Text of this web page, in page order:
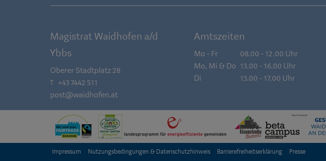
Magistrat Waidhofen a/d
Ybbs
Oberer Stadtplatz 28
T +43 7442 511
post@waidhofen.at
Amtszeiten
Mo - Fr
08.00 - 12.00 Uhr
Mo, Mi & Do 13.00 - 16.00 Uhr
Di
13.00 - 17.00 Uhr
Impressum Nutzungsbedingungen & Datenschutzhinweis Barrierefreiheitserklärung Presse